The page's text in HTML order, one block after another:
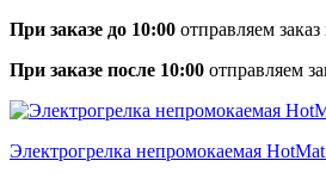
При заказе до 10:00 отправляем
При заказе после 10:00 отправляем
Электрогрелка непромокаемая